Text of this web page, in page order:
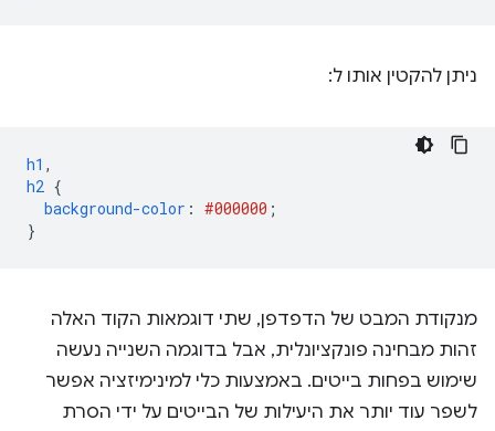
ניתן להקטין אותו ל:
h1 ,
h2 {
background-color : #000000 ;
}
מנקודת המבט של הדפדפן, שתי דוגמאות הקוד האלה
זהות מבחינה פונקציונלית, אבל בדוגמה השנייה נעשה
שימוש בפחות בייטים. באמצעות כלי למינימיזציה אפשר
לשפר עוד יותר את היעילות של הבייטים על ידי הסרת